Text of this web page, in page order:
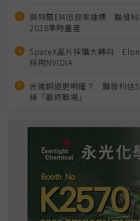
英特爾EMIB良率達標 聯發科
2028準時量產
SpaceX晶片採購大轉向
採用NVIDIA
光進銅退更明確？ 聯發科估
線「最終戰場」